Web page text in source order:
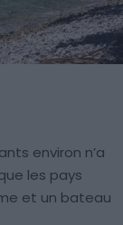
environ n’a
les pays
et un bateau